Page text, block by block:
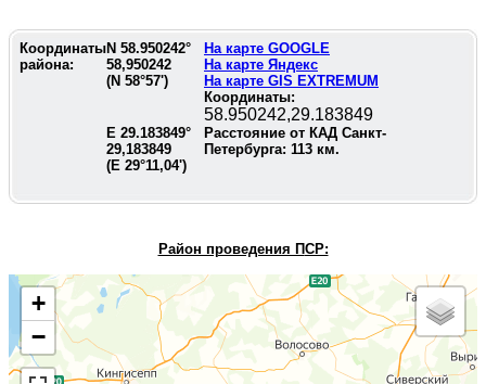
Координаты
района:
N 58.950242°
58,950242
(N 58°57')
На карте GOOGLE
На карте Яндекс
На карте GIS EXTREMUM
Координаты:
58.950242,29.183849
E 29.183849°
29,183849
(E 29°11,04')
Расстояние от КАД Санкт-
Петербурга: 113 км.
Район проведения ПСР:
+
−